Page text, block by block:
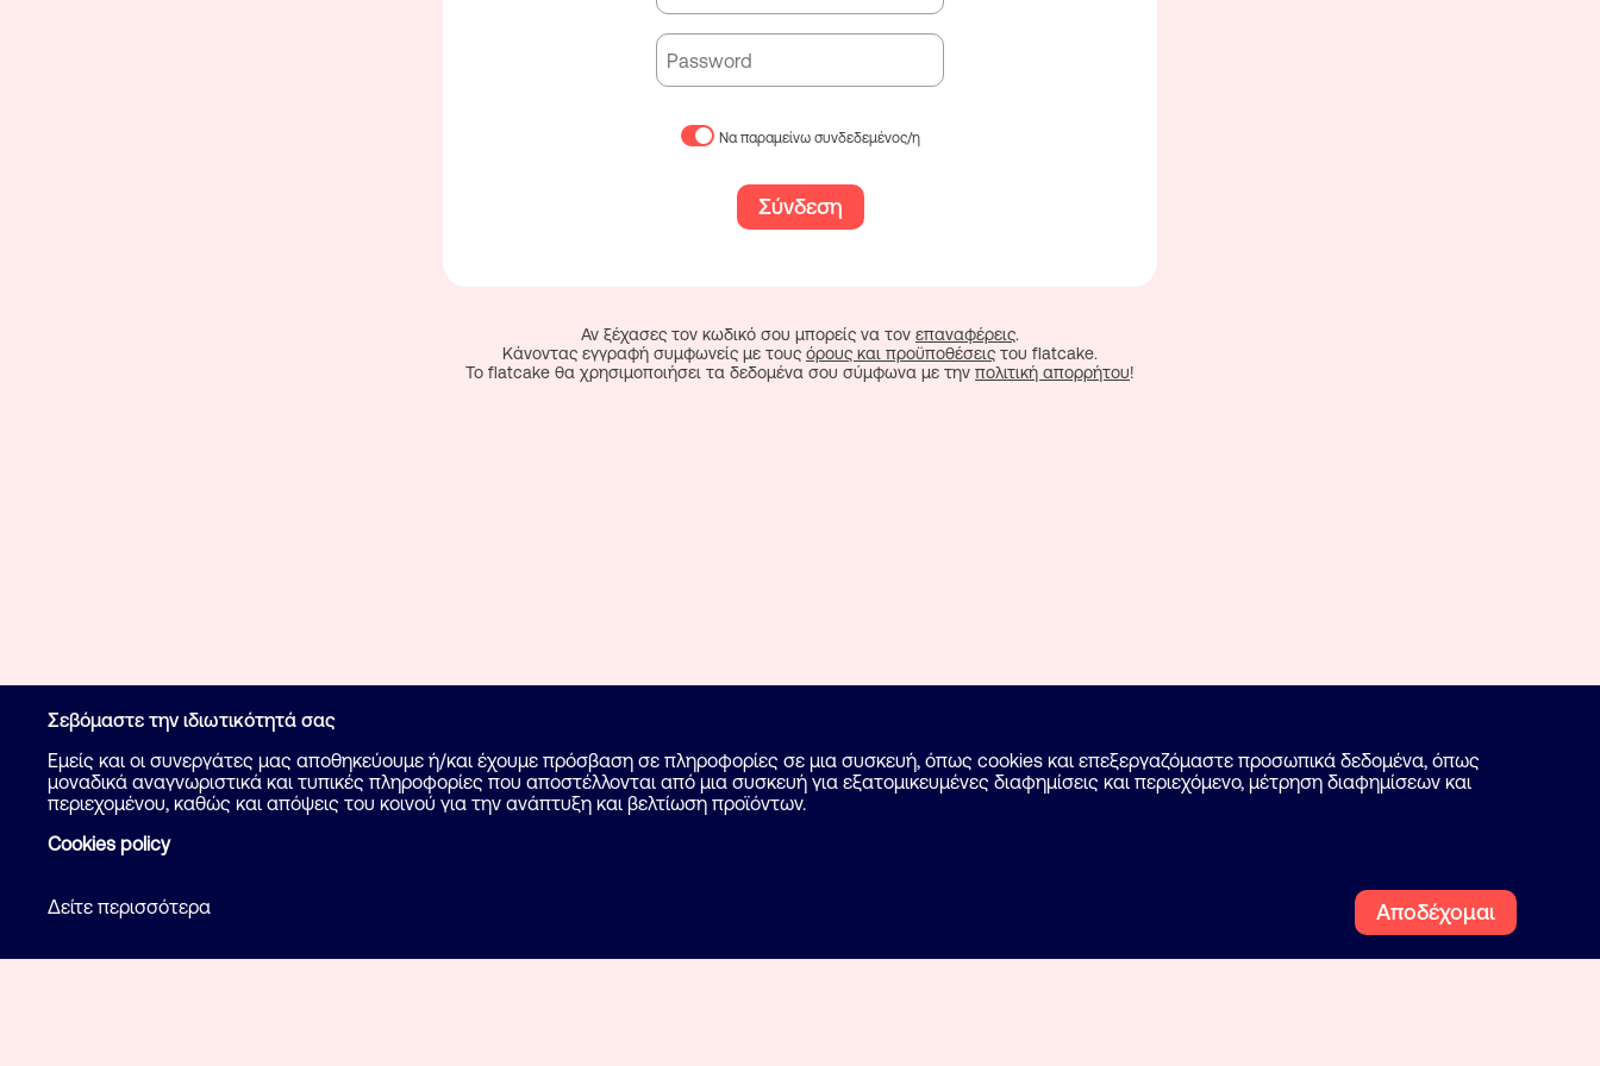
Να παραμείνω συνδεδεμένος/η
Σύνδεση
Αν ξέχασες τον κωδικό σου μπορείς να τον επαναφέρεις.
Κάνοντας εγγραφή συμφωνείς με τους όρους και προϋποθέσεις του flatcake.
To flatcake θα χρησιμοποιήσει τα δεδομένα σου σύμφωνα με την πολιτική απορρήτου!
Σεβόμαστε την ιδιωτικότητά σας
Εμείς και οι συνεργάτες μας αποθηκεύουμε ή/και έχουμε πρόσβαση σε πληροφορίες σε μια συσκευή, όπως cookies και επεξεργαζόμαστε προσωπικά δεδομένα, όπως
μοναδικά αναγνωριστικά και τυπικές πληροφορίες που αποστέλλονται από μια συσκευή για εξατομικευμένες διαφημίσεις και περιεχόμενο, μέτρηση διαφημίσεων και
περιεχομένου, καθώς και απόψεις του κοινού για την ανάπτυξη και βελτίωση προϊόντων.
Cookies policy
Δείτε περισσότερα Αποδέχομαι